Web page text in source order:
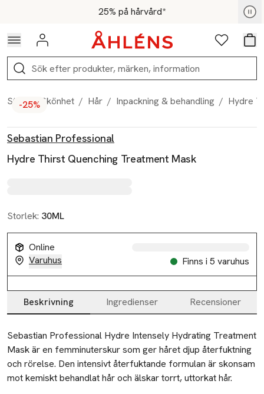
Hoppa till navigationsmenyn25% på hårvård*
För medlemmar - Shoppa nu
Logga in Favoriter
Sök
Start / Skönhet / Hår / Inpackning & behandling / Hydre
-25%
Sebastian Professional
Hydre Thirst Quenching Treatment Mask
Storlek: 30ML
Online
Varuhus
Finns i 5 varuhus
Beskrivning Ingredienser Recensioner
Beskrivning
Sebastian Professional Hydre Intensely Hydrating Treatment
Mask är en femminuterskur som ger håret djup återfuktning
och rörelse. Den intensivt återfuktande formulan är skonsam
mot kemiskt behandlat hår och älskar torrt, uttorkat hår.